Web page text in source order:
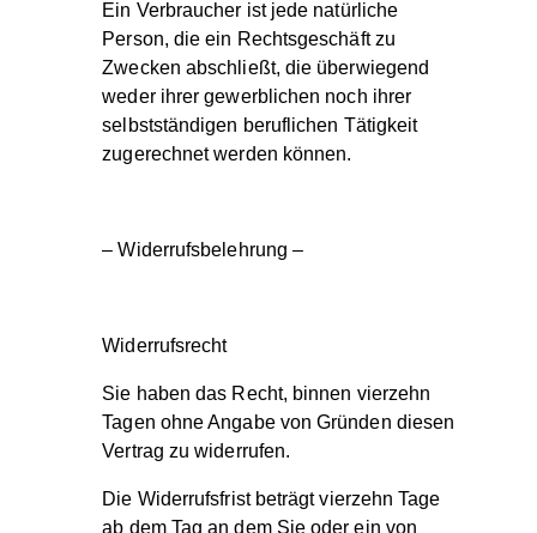
Ein Verbraucher ist jede natürliche
Person, die ein Rechtsgeschäft zu
Zwecken abschließt, die überwiegend
weder ihrer gewerblichen noch ihrer
selbstständigen beruflichen Tätigkeit
zugerechnet werden können.
– Widerrufsbelehrung –
Widerrufsrecht
Sie haben das Recht, binnen vierzehn
Tagen ohne Angabe von Gründen diesen
Vertrag zu widerrufen.
Die Widerrufsfrist beträgt vierzehn Tage
ab dem Tag an dem Sie oder ein von